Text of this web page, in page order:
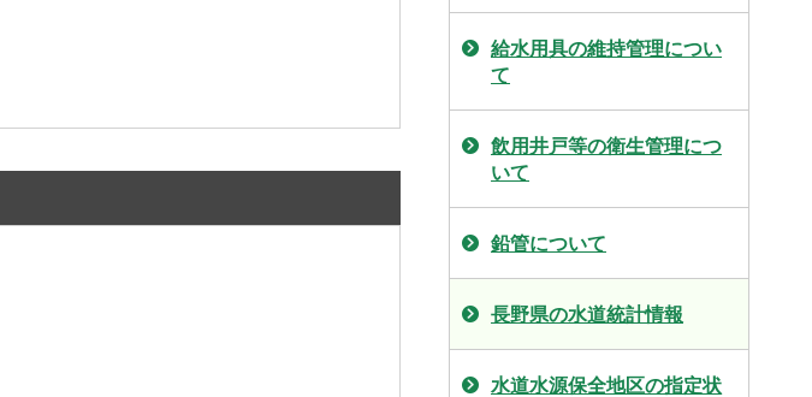
給水用具の維持管理につい
て
飲用井戸等の衛生管理につ
いて
鉛管について
長野県の水道統計情報
水道水源保全地区の指定状